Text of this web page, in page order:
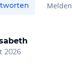
Melden
2026